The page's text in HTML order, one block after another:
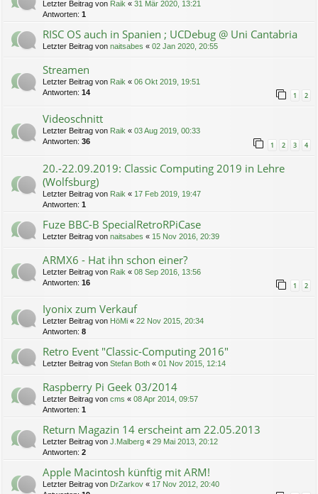
Letzter Beitrag von Raik « 31 Mär 2020, 13:21
Antworten: 1
RISC OS auch in Spanien ; UCDebug @ Uni Cantabria
Letzter Beitrag von naitsabes « 02 Jan 2020, 20:55
Streamen
Letzter Beitrag von Raik « 06 Okt 2019, 19:51
Antworten: 14 1 2
Videoschnitt
Letzter Beitrag von Raik « 03 Aug 2019, 00:33
Antworten: 36 1 2 3 4
20.-22.09.2019: Classic Computing 2019 in Lehre
(Wolfsburg)
Letzter Beitrag von Raik « 17 Feb 2019, 19:47
Antworten: 1
Fuze BBC-B SpecialRetroRPiCase
Letzter Beitrag von naitsabes « 15 Nov 2016, 20:39
ARMX6 - Hat ihn schon einer?
Letzter Beitrag von Raik « 08 Sep 2016, 13:56
Antworten: 16 1 2
Iyonix zum Verkauf
Letzter Beitrag von HöMi « 22 Nov 2015, 20:34
Antworten: 8
Retro Event "Classic-Computing 2016"
Letzter Beitrag von Stefan Both « 01 Nov 2015, 12:14
Raspberry Pi Geek 03/2014
Letzter Beitrag von cms « 08 Apr 2014, 09:57
Antworten: 1
Return Magazin 14 erscheint am 22.05.2013
Letzter Beitrag von J.Malberg « 29 Mai 2013, 20:12
Antworten: 2
Apple Macintosh künftig mit ARM!
Letzter Beitrag von DrZarkov « 17 Nov 2012, 20:40